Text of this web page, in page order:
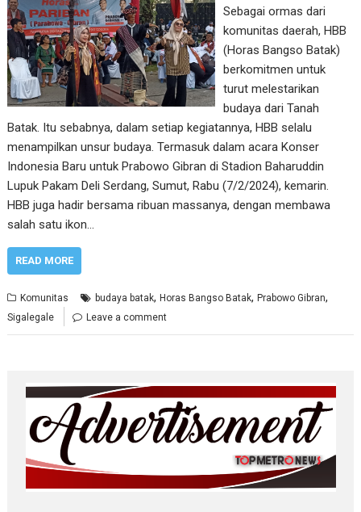
Sebagai ormas dari
komunitas daerah, HBB
(Horas Bangso Batak)
berkomitmen untuk
turut melestarikan
budaya dari Tanah
Batak. Itu sebabnya, dalam setiap kegiatannya, HBB selalu
menampilkan unsur budaya. Termasuk dalam acara Konser
Indonesia Baru untuk Prabowo Gibran di Stadion Baharuddin
Lupuk Pakam Deli Serdang, Sumut, Rabu (7/2/2024), kemarin.
HBB juga hadir bersama ribuan massanya, dengan membawa
salah satu ikon…
READ MORE
Komunitas budaya batak,Horas Bangso Batak,Prabowo Gibran,
Sigalegale Leave a comment